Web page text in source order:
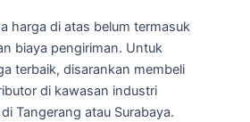
harga di atas belum termasuk
biaya pengiriman. Untuk
terbaik, disarankan membeli
di kawasan industri
Tangerang atau Surabaya.